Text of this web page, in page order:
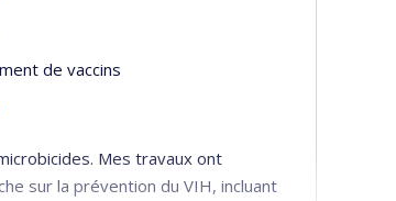
de vaccins
Mes travaux ont
sur la prévention du VIH, incluant